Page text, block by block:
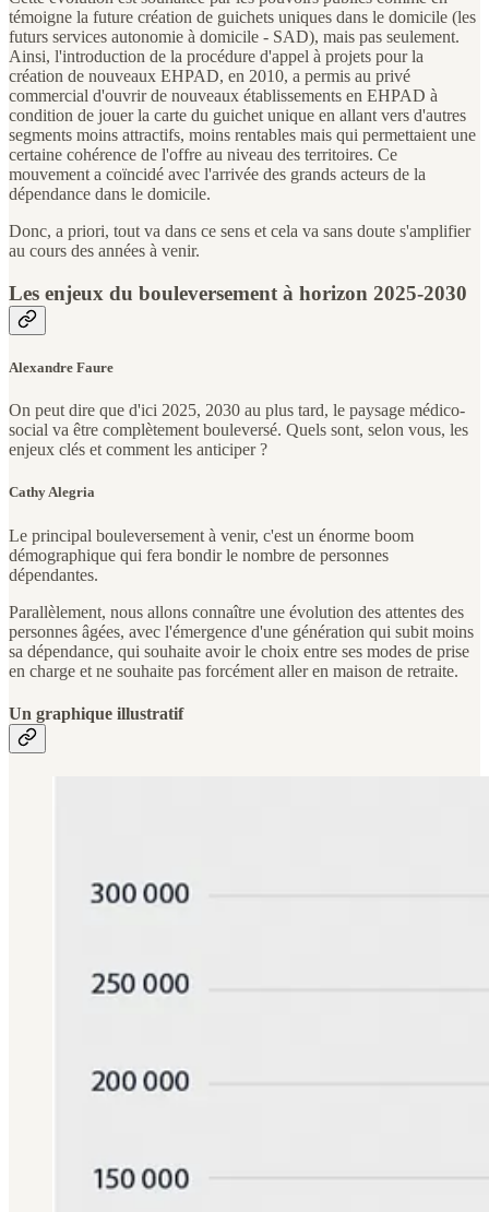
témoigne la future création de guichets uniques dans le domicile (les
futurs services autonomie à domicile - SAD), mais pas seulement.
Ainsi, l'introduction de la procédure d'appel à projets pour la
création de nouveaux EHPAD, en 2010, a permis au privé
commercial d'ouvrir de nouveaux établissements en EHPAD à
condition de jouer la carte du guichet unique en allant vers d'autres
segments moins attractifs, moins rentables mais qui permettaient une
certaine cohérence de l'offre au niveau des territoires. Ce
mouvement a coïncidé avec l'arrivée des grands acteurs de la
dépendance dans le domicile.
Donc, a priori, tout va dans ce sens et cela va sans doute s'amplifier
au cours des années à venir.
Les enjeux du bouleversement à horizon 2025-2030
Alexandre Faure
On peut dire que d'ici 2025, 2030 au plus tard, le paysage médico-
social va être complètement bouleversé. Quels sont, selon vous, les
enjeux clés et comment les anticiper ?
Cathy Alegria
Le principal bouleversement à venir, c'est un énorme boom
démographique qui fera bondir le nombre de personnes
dépendantes.
Parallèlement, nous allons connaître une évolution des attentes des
personnes âgées, avec l'émergence d'une génération qui subit moins
sa dépendance, qui souhaite avoir le choix entre ses modes de prise
en charge et ne souhaite pas forcément aller en maison de retraite.
Un graphique illustratif